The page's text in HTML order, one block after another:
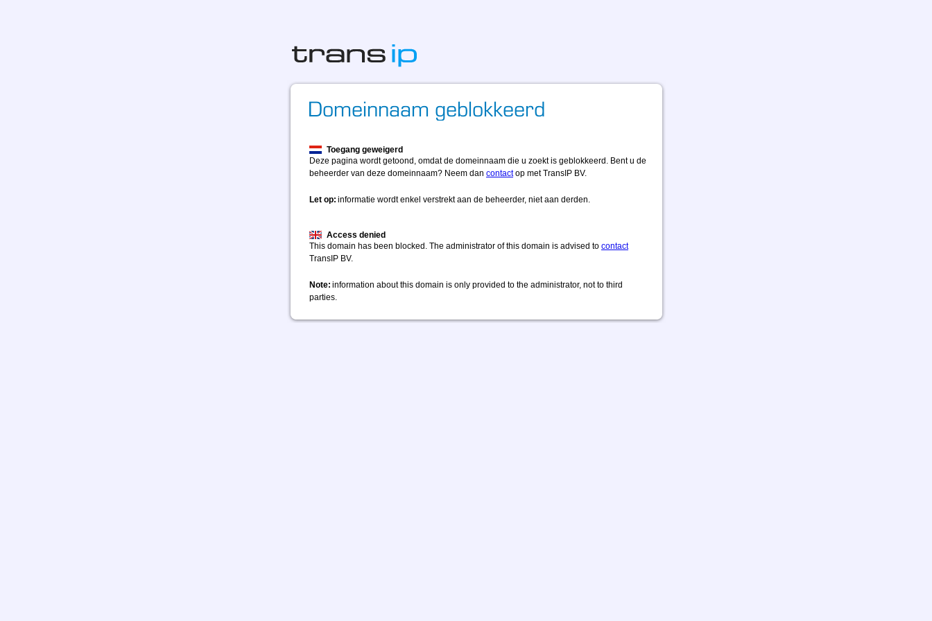
Toegang geweigerd
Deze pagina wordt getoond, omdat de domeinnaam die u zoekt is geblokkeerd. Bent u de
beheerder van deze domeinnaam? Neem dan contactop met TransIP BV.
Let op: informatie wordt enkel verstrekt aan de beheerder, niet aan derden.
Access denied
This domain has been blocked. The administrator of this domain is advised to contact
TransIP BV.
Note: information about this domain is only provided to the administrator, not to third
parties.